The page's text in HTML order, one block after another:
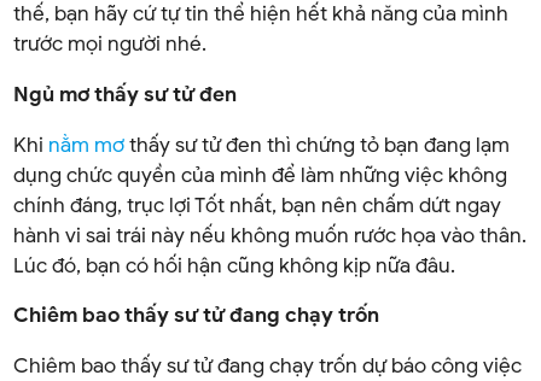
thế, bạn hãy cứ tự tin thể hiện hết khả năng của mình
trước mọi người nhé.
Ngủ mơ thấy sư tử đen
Khi nằm mơthấy sư tử đen thì chứng tỏ bạn đang lạm
dụng chức quyền của mình để làm những việc không
chính đáng, trục lợi Tốt nhất, bạn nên chấm dứt ngay
hành vi sai trái này nếu không muốn rước họa vào thân.
Lúc đó, bạn có hối hận cũng không kịp nữa đâu.
Chiêm bao thấy sư tử đang chạy trốn
Chiêm bao thấy sư tử đang chạy trốn dự báo công việc